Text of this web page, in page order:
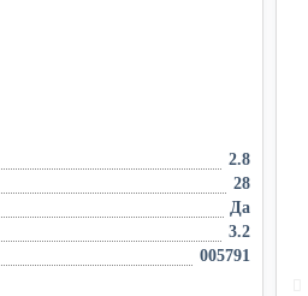
2.8
28
Да
3.2
005791